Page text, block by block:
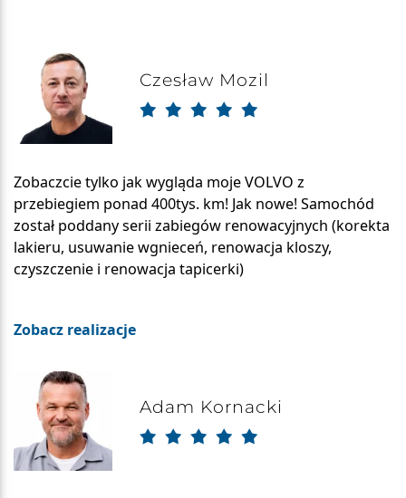
Czesław Mozil
Zobaczcie tylko jak wygląda moje VOLVO z
przebiegiem ponad 400tys. km! Jak nowe! Samochód
został poddany serii zabiegów renowacyjnych (korekta
lakieru, usuwanie wgnieceń, renowacja kloszy,
czyszczenie i renowacja tapicerki)
Zobacz realizacje
Adam Kornacki